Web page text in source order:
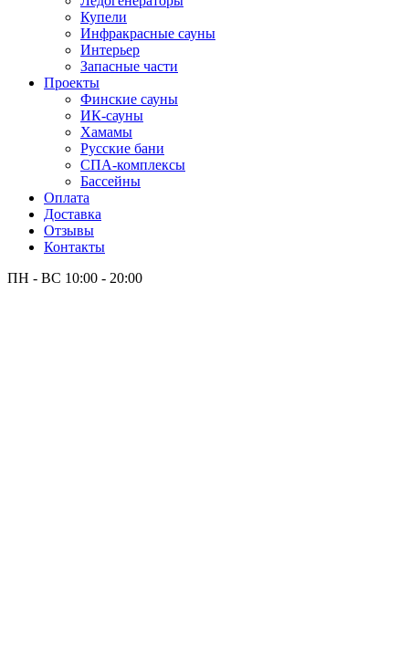
Купели
Инфракрасные сауны
Интерьер
Запасные части
Проекты
Финские сауны
ИК-сауны
Хамамы
Русские бани
СПА-комплексы
Бассейны
Оплата
Доставка
Отзывы
Контакты
ПН - ВС 10:00 - 20:00